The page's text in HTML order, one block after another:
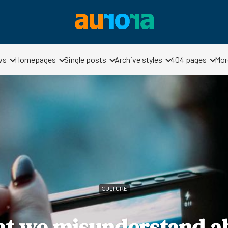
Homepages Single posts Archive styles 404 pages
CULTURE